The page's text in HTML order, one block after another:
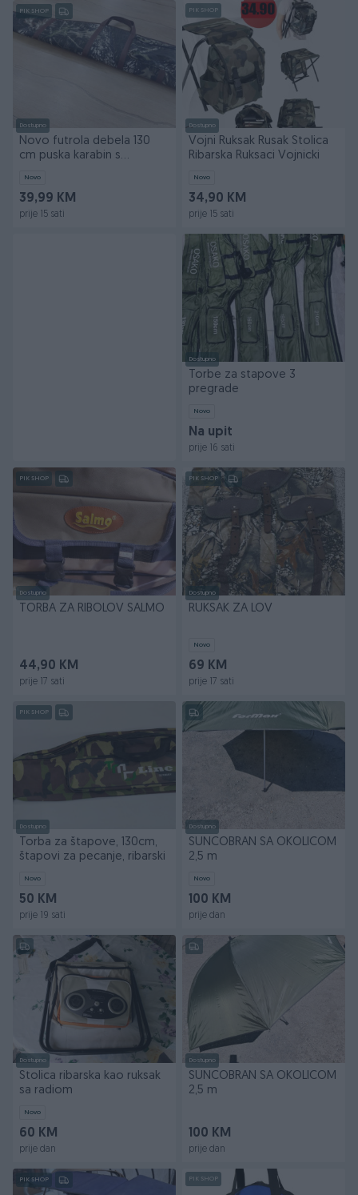
PIK SHOP
Dostupno
Novo futrola debela 130
cm puska karabin s
Novo
39,99 KM
prije 15 sati
PIK SHOP
Dostupno
Vojni Ruksak Rusak Stolica
Ribarska Ruksaci Vojnicki
Novo
34,90 KM
prije 15 sati
Dostupno
Torbe za stapove 3
pregrade
Novo
Na upit
prije 16 sati
PIK SHOP
Dostupno
TORBA ZA RIBOLOV SALMO
44,90 KM
prije 17 sati
PIK SHOP
Dostupno
RUKSAK ZA LOV
Novo
69 KM
prije 17 sati
PIK SHOP
Dostupno
Torba za štapove, 130cm,
štapovi za pecanje, ribarski
Novo
50 KM
prije 19 sati
Dostupno
SUNCOBRAN SA OKOLICOM
2,5 m
Novo
100 KM
prije dan
Dostupno
Stolica ribarska kao ruksak
sa radiom
Novo
60 KM
prije dan
Dostupno
SUNCOBRAN SA OKOLICOM
2,5 m
100 KM
prije dan
PIK SHOP PIK SHOP